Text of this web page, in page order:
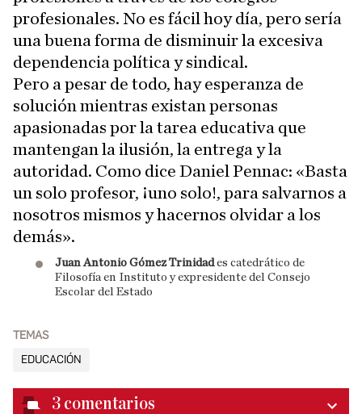
profesionales. No es fácil hoy día, pero sería
una buena forma de disminuir la excesiva
dependencia política y sindical.
Pero a pesar de todo, hay esperanza de
solución mientras existan personas
apasionadas por la tarea educativa que
mantengan la ilusión, la entrega y la
autoridad. Como dice Daniel Pennac: «Basta
un solo profesor, ¡uno solo!, para salvarnos a
nosotros mismos y hacernos olvidar a los
demás».
Juan Antonio Gómez Trinidades catedrático de
Filosofía en Instituto y expresidente del Consejo
Escolar del Estado
TEMAS
EDUCACIÓN
3 comentarios